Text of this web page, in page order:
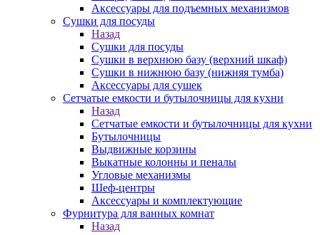
Аксессуары для подъемных механизмов
Сушки для посуды
Назад
Сушки для посуды
Сушки в верхнюю базу (верхний шкаф)
Сушки в нижнюю базу (нижняя тумба)
Аксессуары для сушек
Сетчатые емкости и бутылочницы для кухни
Назад
Сетчатые емкости и бутылочницы для кухни
Бутылочницы
Выдвижные корзины
Выкатные колонны и пеналы
Угловые механизмы
Шеф-центры
Аксессуары и комплектующие
Фурнитура для ванных комнат
Назад